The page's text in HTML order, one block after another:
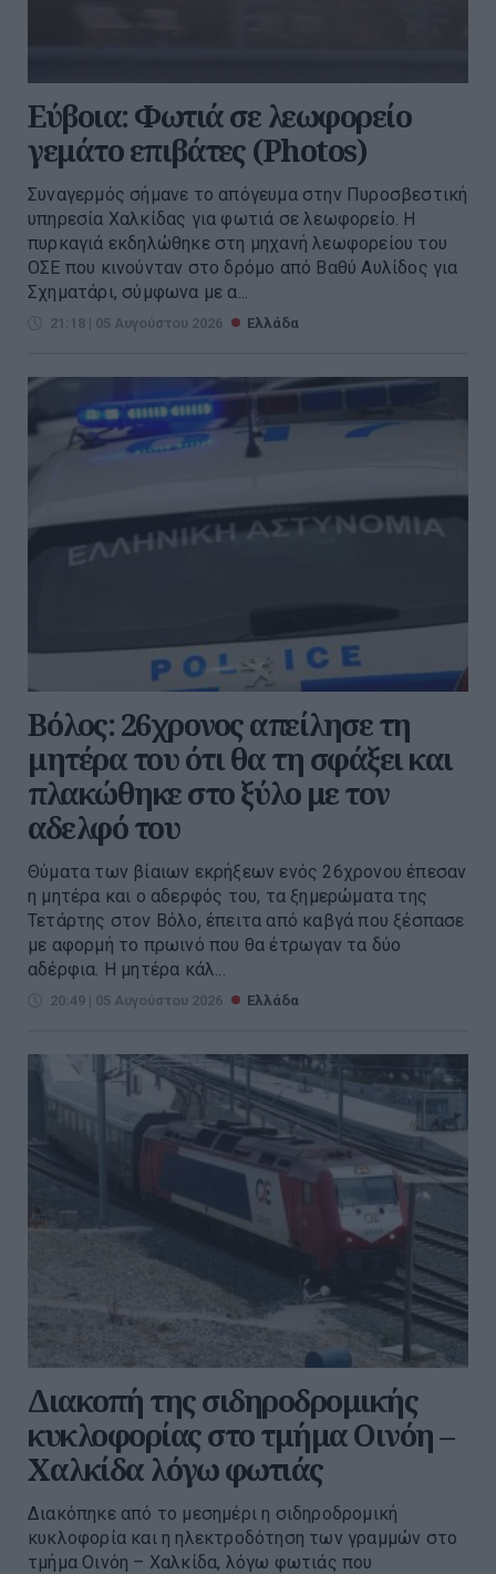
Εύβοια: Φωτιά σε λεωφορείο
γεμάτο επιβάτες (Photos)
Συναγερμός σήμανε το απόγευμα στην Πυροσβεστική
υπηρεσία Χαλκίδας για φωτιά σε λεωφορείο. Η
πυρκαγιά εκδηλώθηκε στη μηχανή λεωφορείου του
ΟΣΕ που κινούνταν στο δρόμο από Βαθύ Αυλίδος για
Σχηματάρι, σύμφωνα με α...
21:18 | 05 Αυγούστου 2026 Ελλάδα
Βόλος: 26χρονος απείλησε τη
μητέρα του ότι θα τη σφάξει και
πλακώθηκε στο ξύλο με τον
αδελφό του
Θύματα των βίαιων εκρήξεων ενός 26χρονου έπεσαν
η μητέρα και ο αδερφός του, τα ξημερώματα της
Τετάρτης στον Βόλο, έπειτα από καβγά που ξέσπασε
με αφορμή το πρωινό που θα έτρωγαν τα δύο
αδέρφια. Η μητέρα κάλ...
20:49 | 05 Αυγούστου 2026 Ελλάδα
Διακοπή της σιδηροδρομικής
κυκλοφορίας στο τμήμα Οινόη –
Χαλκίδα λόγω φωτιάς
Διακόπηκε από το μεσημέρι η σιδηροδρομική
κυκλοφορία και η ηλεκτροδότηση των γραμμών στο
τμήμα Οινόη – Χαλκίδα, λόγω φωτιάς που